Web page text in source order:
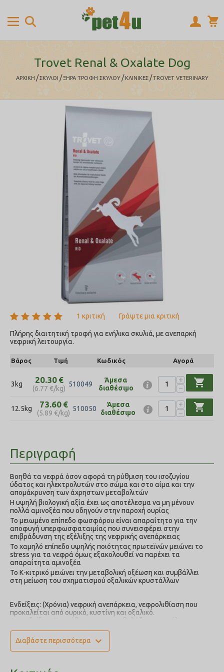
Trovet Renal & Oxalate Dog
ΑΡΧΙΚΉ / ΣΚΥΛΟΙ / ΞΗΡΑ ΤΡΟΦΗ ΣΚΥΛΟΥ / ΚΛΙΝΙΚΕΣ / TROVET VETERINARY
1 κριτική Γράψτε μια κριτική
Πλήρης διαιτητική τροφή για ενήλικα σκυλιά, με ανεπαρκή
νεφρική λειτουργία.
Βάρος Τιμή Κωδικός Αγορά
3kg 20.30 €
(6.77 €/kg)
510049
Άμεσα
διαθέσιμο
+
−
shopping_cart
12.5kg 73.60 €
(5.89 €/kg)
510050
Άμεσα
διαθέσιμο
+
−
shopping_cart
Περιγραφή
Βοηθά τα νεφρά όσον αφορά τη ρύθμιση του ισοζυγίου
ύδατος και ηλεκτρολυτών στο σώμα και στο αίμα και την
απομάκρυνση των άχρηστων μεταβολιτών
Η υψηλή βιολογική αξία έχει ως αποτέλεσμα να μη μένουν
πολλά αμινοξέα που οδηγούν στην παροχή ουρίας
Το μειωμένο επίπεδο φωσφόρου είναι απαραίτητο για την
αποφυγή υπερφωσφαταιμίας που συνεισφέρει στην
επιβράδυνση της εξέλιξης της νεφρικής ανεπάρκειας
Το χαμηλό επίπεδο υψηλής ποιότητας πρωτεϊνών μειώνει το
stress για τα νεφρά όμως εξακολουθεί να παρέχει τα
απαραίτητα αμινοξέα
Το Κ-κιτρικό μειώνει την μεταβολική οξέωση και συμβάλλει
στη μείωση του σχηματισμού οξαλικών κρυστάλλων
Ενδείξεις: (Χρόνια) νεφρική ανεπάρκεια, νεφρολιθίαση που
προκαλείται από ουρικό, κυστίνη και οξαλικό.
Σύνθεση:Σιτάρι, καλαμπόκι, λαρδί, αφυδατωμένη πρωτεΐνη
πουλερικών, προϊόν υδρόλυσης πουλερικών, ρύζι, πρωτεινη
(αλκαλική ουσία στα ούρα). Μεταλλικές ουσίες.
Διαβάστε περισσότερα expand_more